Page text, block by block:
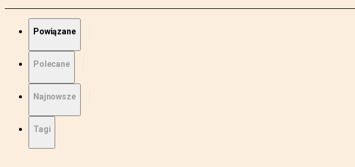
Powiązane
Polecane
Najnowsze
Tagi